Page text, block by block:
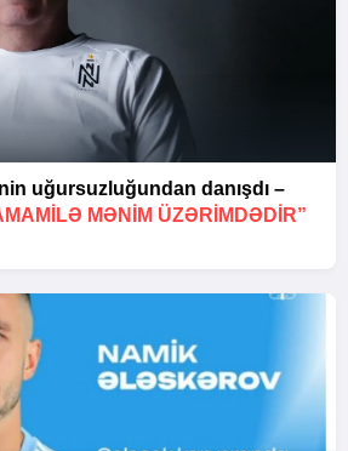
uğursuzluğundan danışdı –
MƏNIM ÜZƏRIMDƏDIR”